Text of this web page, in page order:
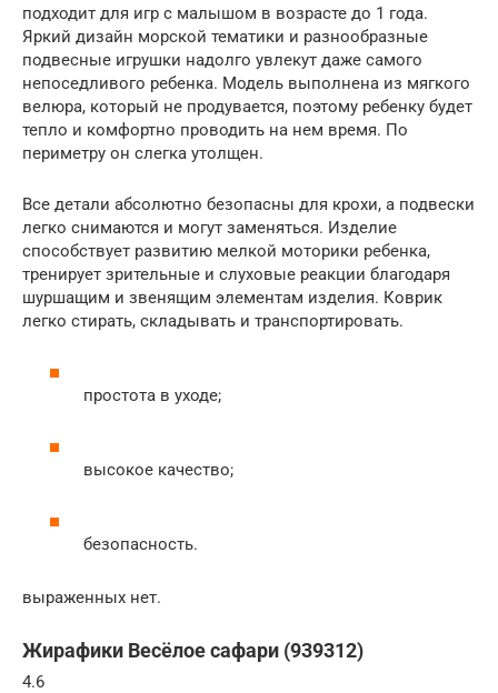
подходит для игр с малышом в возрасте до 1 года.
Яркий дизайн морской тематики и разнообразные
подвесные игрушки надолго увлекут даже самого
непоседливого ребенка. Модель выполнена из мягкого
велюра, который не продувается, поэтому ребенку будет
тепло и комфортно проводить на нем время. По
периметру он слегка утолщен.
Все детали абсолютно безопасны для крохи, а подвески
легко снимаются и могут заменяться. Изделие
способствует развитию мелкой моторики ребенка,
тренирует зрительные и слуховые реакции благодаря
шуршащим и звенящим элементам изделия. Коврик
легко стирать, складывать и транспортировать.
простота в уходе;
высокое качество;
безопасность.
выраженных нет.
Жирафики Весёлое сафари (939312)
4.6